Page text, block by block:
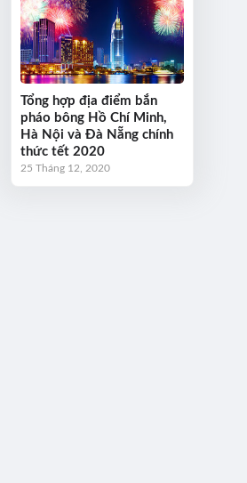
Tổng hợp địa điểm bắn
pháo bông Hồ Chí Minh,
Hà Nội và Đà Nẵng chính
thức tết 2020
25 Tháng 12, 2020